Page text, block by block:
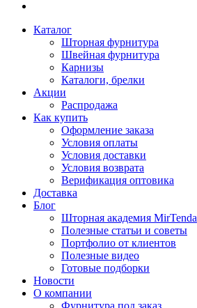
Каталог
Шторная фурнитура
Швейная фурнитура
Карнизы
Каталоги, брелки
Акции
Распродажа
Как купить
Оформление заказа
Условия оплаты
Условия доставки
Условия возврата
Верификация оптовика
Доставка
Блог
Шторная академия MirTenda
Полезные статьи и советы
Портфолио от клиентов
Полезные видео
Готовые подборки
Новости
О компании
Фурнитура под заказ